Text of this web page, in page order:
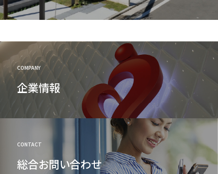
COMPANY
企業情報
CONTACT
総合お問い合わせ